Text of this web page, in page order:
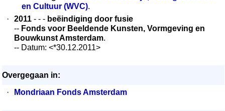
en Cultuur (WVC).
·
2011 - - - beëindiging door fusie
-- Fonds voor Beeldende Kunsten, Vormgeving en
Bouwkunst Amsterdam.
-- Datum: <*30.12.2011>
Overgegaan in:
·
Mondriaan Fonds Amsterdam